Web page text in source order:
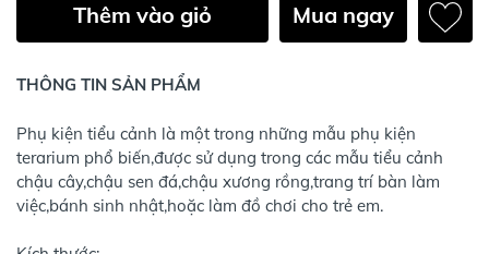
Thêm vào giỏ Mua ngay
THÔNG TIN SẢN PHẨM
Phụ kiện tiểu cảnh là một trong những mẫu phụ kiện
terarium phổ biến,được sử dụng trong các mẫu tiểu cảnh
chậu cây,chậu sen đá,chậu xương rồng,trang trí bàn làm
việc,bánh sinh nhật,hoặc làm đồ chơi cho trẻ em.